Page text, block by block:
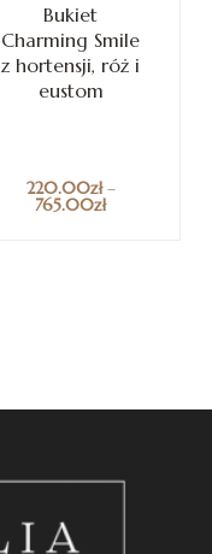
Bukiet
Charming Smile
z hortensji, róż i
eustom
220.00zł–
765.00zł